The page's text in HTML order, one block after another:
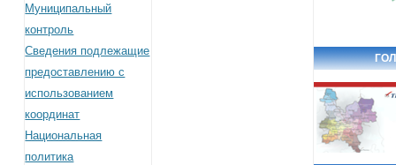
Муниципальный
контроль
Сведения подлежащие
предоставлению с
использованием
координат
Национальная
политика